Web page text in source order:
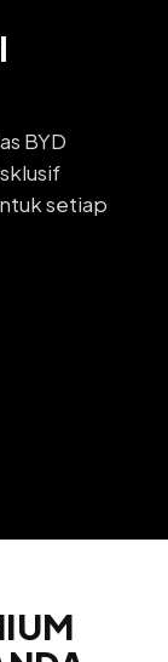
BYD
setiap